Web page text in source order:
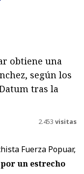
obtiene una
según los
tras la
2.453 visitas
Fuerza Popuar,
un estrecho